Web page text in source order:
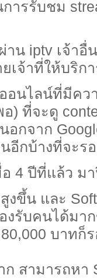
ารรับชม
น iptv เจ้าอื่
เจ้าที่ให้บริก
อนไลน์ที่มีคว
) ที่จะดู
กจาก
นอีกบ้างที่จะ
4 ปีที่แล้ว ม
งขึ้น และ
งรับคนได้มา
80,000 บาท
สามารถหา